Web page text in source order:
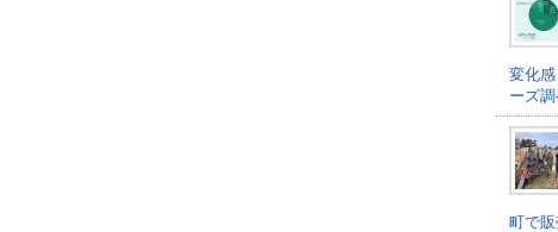
変化
ーズ
町で販